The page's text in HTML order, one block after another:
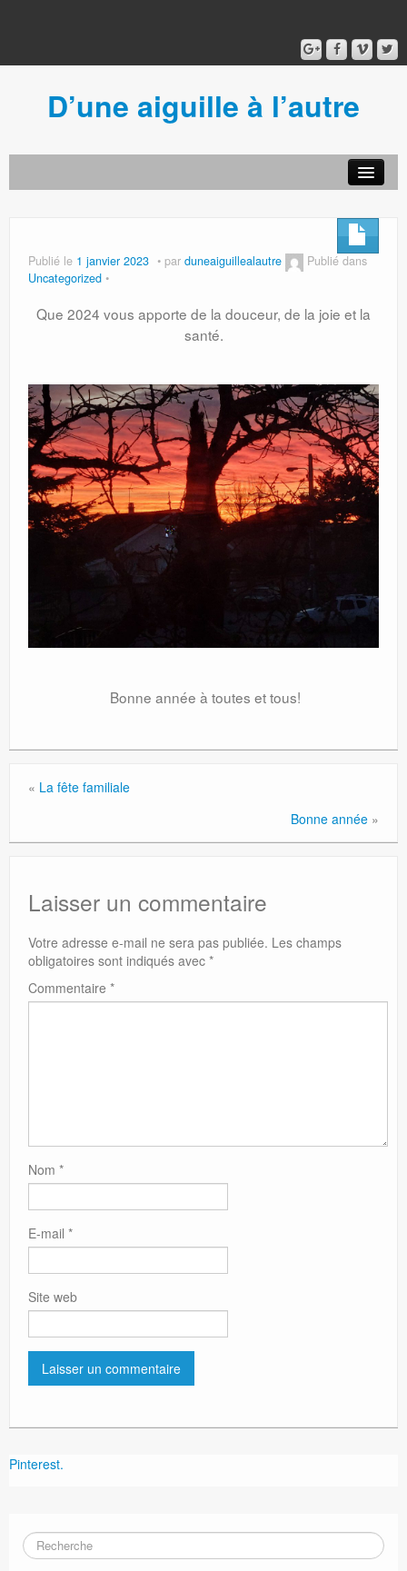
D’une aiguille à l’autre
Publié le 1 janvier 2023 par duneaiguillealautre
Publié dans
Uncategorized
Que 2024 vous apporte de la douceur, de la joie et la
santé.
Bonne année à toutes et tous!
« La fête familiale
Bonne année »
Laisser un commentaire
Votre adresse e-mail ne sera pas publiée. Les champs
obligatoires sont indiqués avec *
Commentaire *
Nom *
E-mail *
Site web
Pinterest.